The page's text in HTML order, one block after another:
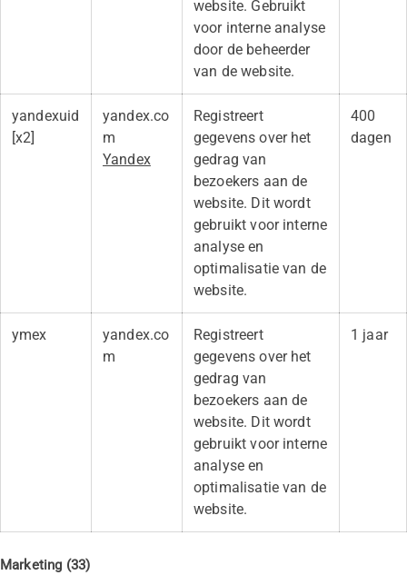
website. Gebruikt
voor interne analyse
door de beheerder
van de website.
yandexuid
[x2]
yandex.co
m
Yandex
Registreert
gegevens over het
gedrag van
bezoekers aan de
website. Dit wordt
gebruikt voor interne
analyse en
optimalisatie van de
website.
400
dagen
ymex
yandex.co
m
Registreert
gegevens over het
gedrag van
bezoekers aan de
website. Dit wordt
gebruikt voor interne
analyse en
optimalisatie van de
website.
1 jaar
Marketing (33)